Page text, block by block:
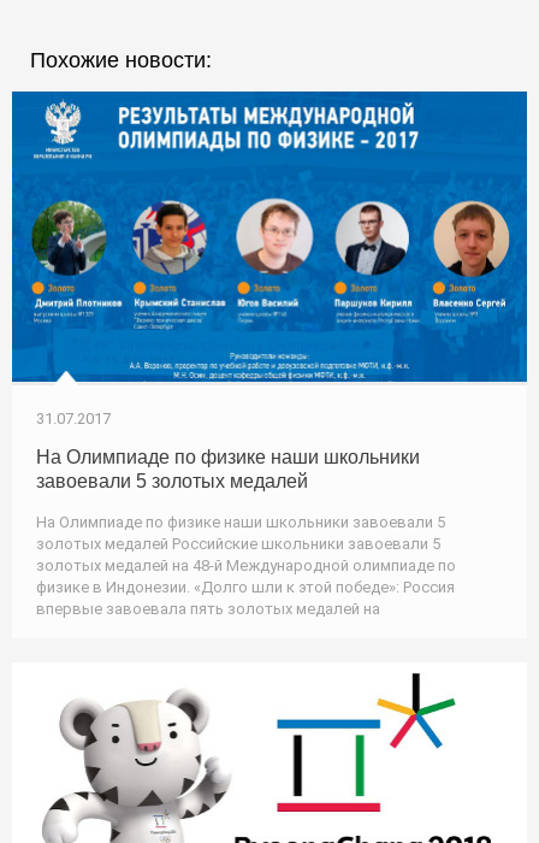
Похожие новости:
31.07.2017
На Олимпиаде по физике наши школьники
завоевали 5 золотых медалей
На Олимпиаде по физике наши школьники завоевали 5
золотых медалей Российские школьники завоевали 5
золотых медалей на 48-й Международной олимпиаде по
физике в Индонезии. «Долго шли к этой победе»: Россия
впервые завоевала пять золотых медалей на